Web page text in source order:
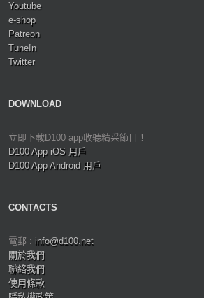
Youtube
e-shop
Patreon
TuneIn
Twitter
DOWNLOAD
立即下載D100 app收聽精采節目！
D100 App iOS 用戶
D100 App Android 用戶
CONTACTS
電郵 : info@d100.net
關於我們
聯絡我們
使用條款